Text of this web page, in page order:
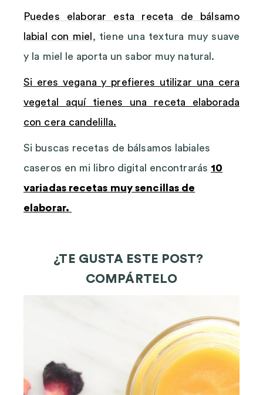
Puedes elaborar esta receta de bálsamo
labial con miel
, tiene una textura muy suave
y la miel le aporta un sabor muy natural.
Si eres vegana y prefieres utilizar una cera
vegetal aquí tienes una receta elaborada
con cera candelilla.
Si buscas recetas de bálsamos labiales
caseros en mi libro digital encontrarás 10
variadas recetas muy sencillas de
elaborar.
¿TE GUSTA ESTE POST?
COMPÁRTELO